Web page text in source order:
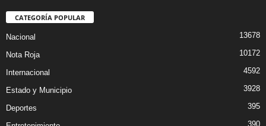
CATEGORÍA POPULAR
Nacional 13678
Nota Roja 10172
Internacional 4592
Estado y Municipio 3928
Deportes 395
390